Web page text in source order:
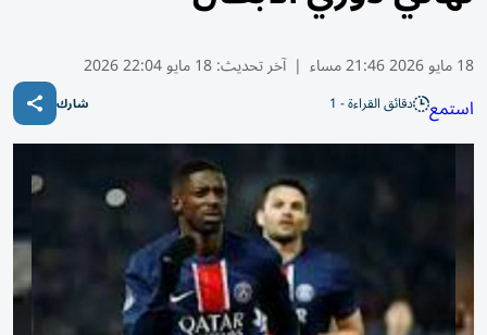
18 مايو 2026 21:46 مساء | آخر تحديث:18 مايو 22:04 2026
استمع دقائق القراءة - 1 شارك